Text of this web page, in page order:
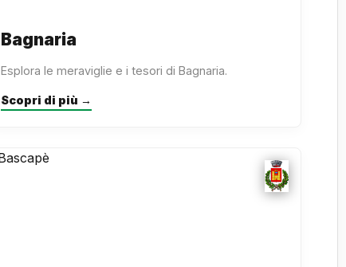
Bagnaria
Esplora le meraviglie e i tesori di Bagnaria.
Scopri di più →